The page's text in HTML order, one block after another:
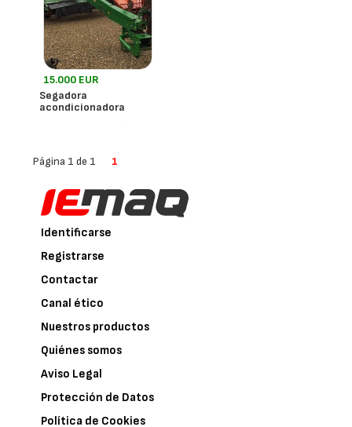
15.000 EUR
Segadora
acondicionadora
- España
Página 1 de 1 1
Identificarse
Registrarse
Contactar
Canal ético
Nuestros productos
Quiénes somos
Aviso Legal
Protección de Datos
Política de Cookies